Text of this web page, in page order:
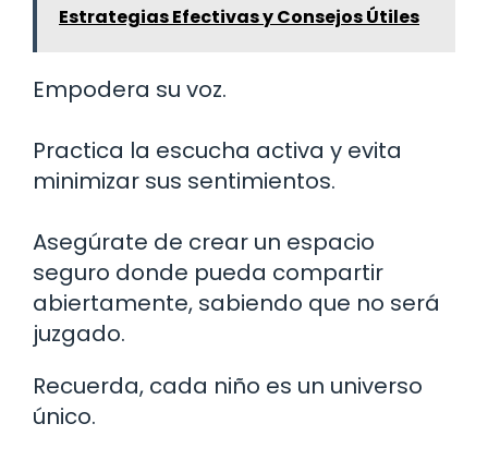
Estrategias Efectivas y Consejos Útiles
Empodera su voz.
Practica la escucha activa y evita
minimizar sus sentimientos.
Asegúrate de crear un espacio
seguro donde pueda compartir
abiertamente, sabiendo que no será
juzgado.
Recuerda, cada niño es un universo
único.